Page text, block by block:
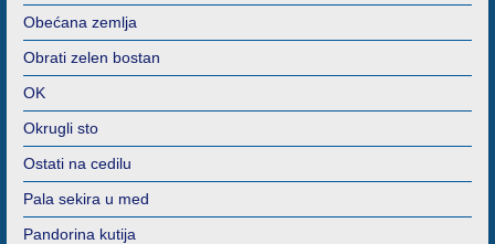
Obećana zemlja
Obrati zelen bostan
OK
Okrugli sto
Ostati na cedilu
Pala sekira u med
Pandorina kutija